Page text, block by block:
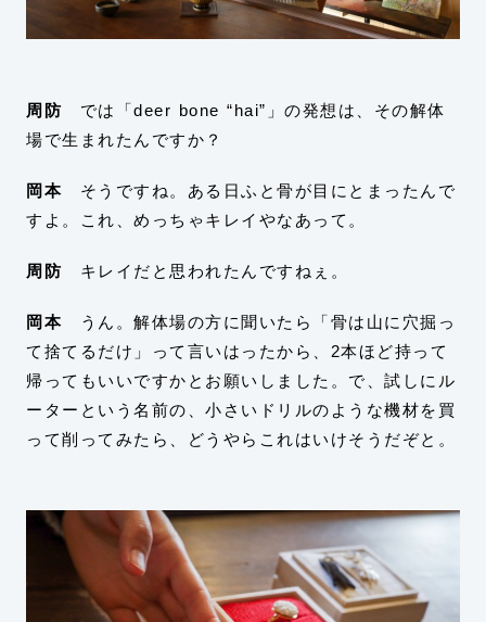
周防 では「deer bone “hai”」の発想は、その解体
場で生まれたんですか？
岡本 そうですね。ある日ふと骨が目にとまったんで
すよ。これ、めっちゃキレイやなあって。
周防 キレイだと思われたんですねぇ。
岡本 うん。解体場の方に聞いたら「骨は山に穴掘っ
て捨てるだけ」って言いはったから、2本ほど持って
帰ってもいいですかとお願いしました。で、試しにル
ーターという名前の、小さいドリルのような機材を買
って削ってみたら、どうやらこれはいけそうだぞと。